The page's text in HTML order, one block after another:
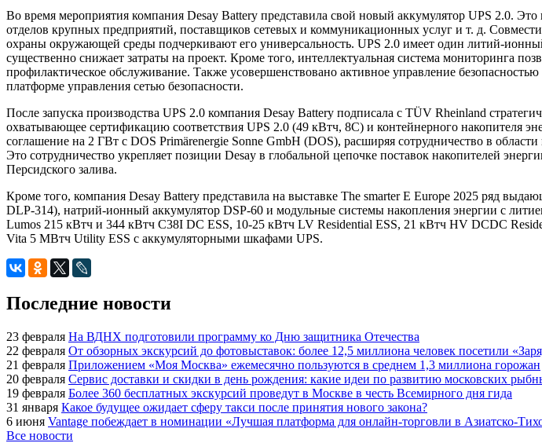
Во время мероприятия компания Desay Battery представила свой новый аккумулятор UPS 2.0.
отделов крупных предприятий, поставщиков сетевых и коммуникационных услуг и т. д.
охраны окружающей среды подчеркивают его универсальность. UPS 2.0 имеет один литий-
существенно снижает затраты на проект. Кроме того, интеллектуальная система мониторинга
профилактическое обслуживание. Также усовершенствовано активное управление
платформе управления сетью безопасности.
После запуска производства UPS 2.0 компания Desay Battery подписала с TÜV Rheinland
охватывающее сертификацию соответствия UPS 2.0 (49 кВтч, 8C) и контейнерного накопителя
соглашение на 2 ГВт с DOS Primärenergie Sonne GmbH (DOS), расширяя сотрудничество в
Это сотрудничество укрепляет позиции Desay в глобальной цепочке поставок накопителей
Персидского залива.
Кроме того, компания Desay Battery представила на выставке The smarter E Europe 2025 ряд
DLP-314), натрий-ионный аккумулятор DSP-60 и модульные системы накопления энергии с
Lumos 215 кВтч и 344 кВтч C38I DC ESS, 10-25 кВтч LV Residential ESS, 21 кВтч HV DCDC
Vita 5 МВтч Utility ESS с аккумуляторными шкафами UPS.
Последние новости
23 февраля На ВДНХ подготовили программу ко Дню защитника Отечества
22 февраля От обзорных экскурсий до фотовыставок: более 12,5 миллиона человек посетили
21 февраля Приложением «Моя Москва» ежемесячно пользуются в среднем 1,3 миллиона горожан
20 февраля Сервис доставки и скидки в день рождения: какие идеи по развитию московских
19 февраля Более 360 бесплатных экскурсий проведут в Москве в честь Всемирного дня гида
31 января Какое будущее ожидает сферу такси после принятия нового закона?
6 июня Vantage побеждает в номинации «Лучшая платформа для онлайн-торговли в Азиатско-
Все новости